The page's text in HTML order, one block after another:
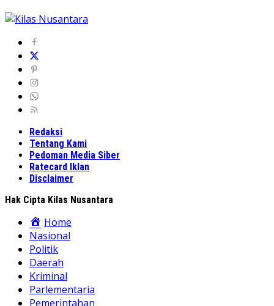
Redaksi
Tentang Kami
Pedoman Media Siber
Ratecard Iklan
Disclaimer
Hak Cipta Kilas Nusantara
Home
Nasional
Politik
Daerah
Kriminal
Parlementaria
Pemerintahan